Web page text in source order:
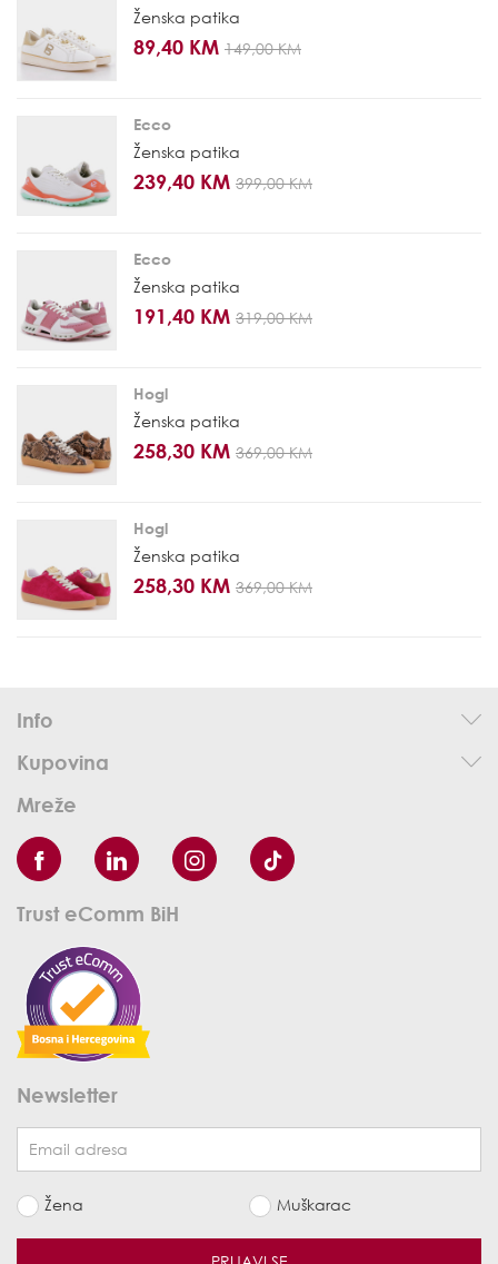
Ženska patika
89,40 KM 149,00 KM
Ecco
Ženska patika
239,40 KM 399,00 KM
Ecco
Ženska patika
191,40 KM 319,00 KM
Hogl
Ženska patika
258,30 KM 369,00 KM
Hogl
Ženska patika
258,30 KM 369,00 KM
Info
Kupovina
Mreže
Trust eComm BiH
Newsletter
Žena Muškarac